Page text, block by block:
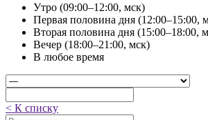
Утро (09:00–12:00, мск)
Первая половина дня (12:00–15:00,
Вторая половина дня (15:00–18:00,
Вечер (18:00–21:00, мск)
В любое время
< К списку